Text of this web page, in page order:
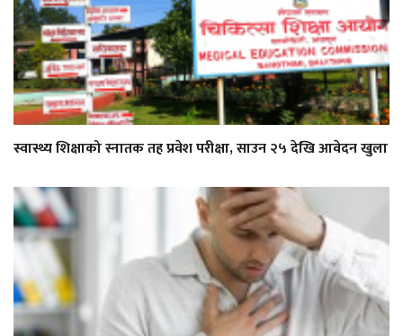
स्वास्थ्य शिक्षाको स्नातक तह प्रवेश परीक्षा, साउन २५ देखि आवेदन खुला